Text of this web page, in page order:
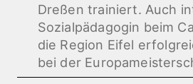
Dreßen trainiert. Auch
Sozialpädagogin beim
die Region Eifel
bei der